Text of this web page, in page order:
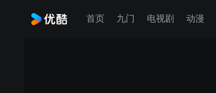
首页 九门 电视剧 动漫